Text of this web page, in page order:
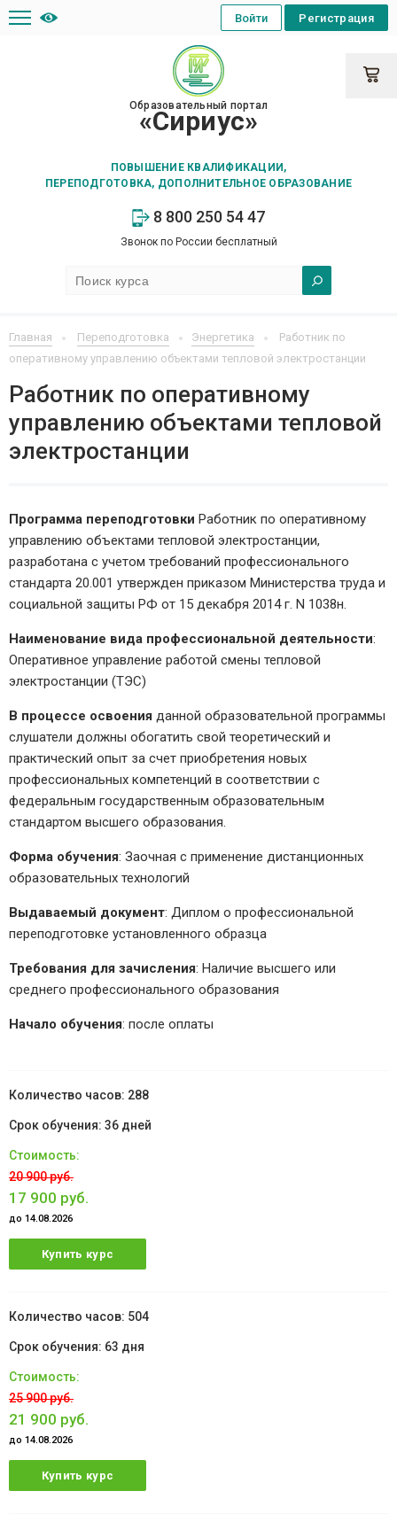
Образовательный портал
«Сириус»
ПОВЫШЕНИЕ КВАЛИФИКАЦИИ,
ПЕРЕПОДГОТОВКА, ДОПОЛНИТЕЛЬНОЕ ОБРАЗОВАНИЕ
8 800 250 54 47
Звонок по России бесплатный
Регистрация
Войти
Главная Переподготовка Энергетика
Работник по
оперативному управлению объектами тепловой электростанции
Работник по оперативному
управлению объектами тепловой
электростанции
Программа переподготовки Работник по оперативному
управлению объектами тепловой электростанции,
разработана с учетом требований профессионального
стандарта 20.001 утвержден приказом Министерства труда и
социальной защиты РФ от 15 декабря 2014 г. N 1038н.
Наименование вида профессиональной деятельности:
Оперативное управление работой смены тепловой
электростанции (ТЭС)
В процессе освоения данной образовательной программы
слушатели должны обогатить свой теоретический и
практический опыт за счет приобретения новых
профессиональных компетенций в соответствии с
федеральным государственным образовательным
стандартом высшего образования.
Форма обучения: Заочная с применение дистанционных
образовательных технологий
Выдаваемый документ: Диплом о профессиональной
переподготовке установленного образца
Требования для зачисления: Наличие высшего или
среднего профессионального образования
Начало обучения: после оплаты
288
36 дней
20 900 руб.
17 900 руб.
до 14.08.2026
Купить курс
504
63 дня
25 900 руб.
21 900 руб.
до 14.08.2026
Купить курс